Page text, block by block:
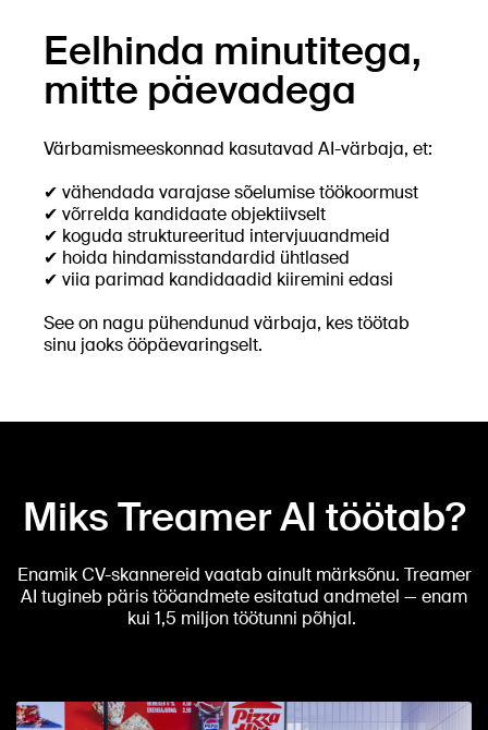
Eelhinda minutitega,
mitte päevadega
Värbamismeeskonnad kasutavad AI-värbaja, et:
✔ vähendada varajase sõelumise töökoormust
✔ võrrelda kandidaate objektiivselt
✔ koguda struktureeritud intervjuuandmeid
✔ hoida hindamisstandardid ühtlased
✔ viia parimad kandidaadid kiiremini edasi
See on nagu pühendunud värbaja, kes töötab
sinu jaoks ööpäevaringselt.
Miks Treamer AI töötab?
Enamik CV-skannereid vaatab ainult märksõnu. Treamer
AI tugineb päris tööandmete esitatud andmetel — enam
kui 1,5 miljon töötunni põhjal.